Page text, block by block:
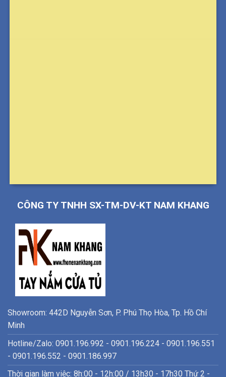
CÔNG TY TNHH SX-TM-DV-KT NAM KHANG
Showroom: 442D Nguyễn Sơn, P. Phú Thọ Hòa, Tp. Hồ Chí
Minh
Hotline/Zalo: 0901.196.992 - 0901.196.224 - 0901.196.551
- 0901.196.552 - 0901.186.997
Thời gian làm việc: 8h:00 - 12h:00 / 13h30 - 17h30 Thứ 2 -